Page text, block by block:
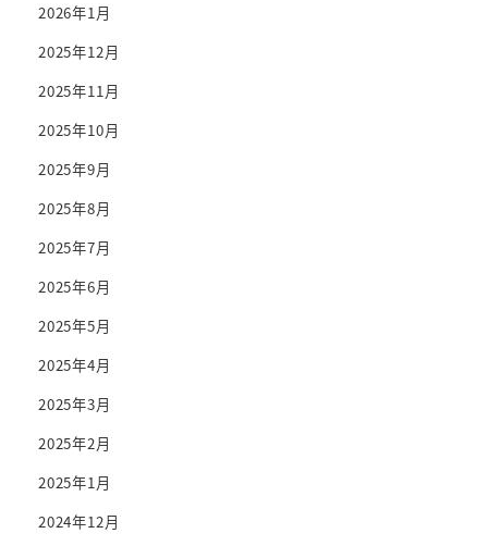
2026年1月
2025年12月
2025年11月
2025年10月
2025年9月
2025年8月
2025年7月
2025年6月
2025年5月
2025年4月
2025年3月
2025年2月
2025年1月
2024年12月